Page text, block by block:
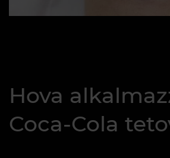
Hova
Coca-Cola